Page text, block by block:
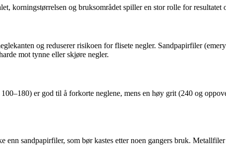
korningstørrelsen og bruksområdet spiller en stor rolle for
og reduserer risikoen for flisete negler. Sandpapirfiler
mot tynne eller skjøre negler.
er god til å forkorte neglene, mens en høy grit (240 og
enn sandpapirfiler, som bør kastes etter noen gangers bruk.